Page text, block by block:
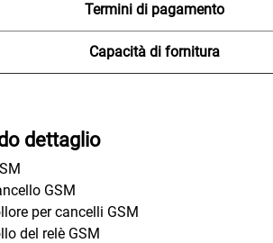
Termini di pagamento
Capacità di fornitura
dettaglio
GSM
per cancelli GSM
del relè GSM